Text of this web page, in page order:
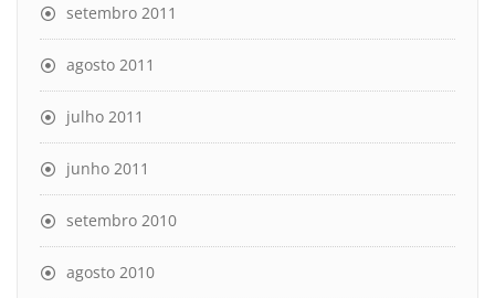
setembro 2011
agosto 2011
julho 2011
junho 2011
setembro 2010
agosto 2010